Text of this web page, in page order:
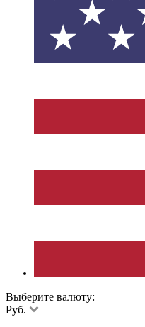
Выберите валюту:
Руб.